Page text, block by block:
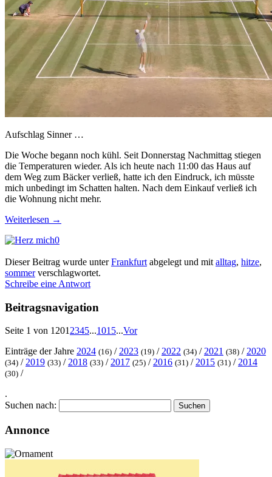
Aufschlag Sinner …
Die Woche begann noch kühl. Seit Donnerstag Nachmittag stiegen
die Temperaturen wieder. Als ich heute nach 11:00 das Haus auf
dem Weg zum Bäcker verließ, hatte ich den Eindruck, ich müsste
mich unbedingt im Schatten halten. Nach dem Einkauf verließ ich
die Wohnung nicht mehr.
Weiterlesen →
0
Dieser Beitrag wurde unterFrankfurt abgelegt und mit alltag, hitze,
sommerverschlagwortet.
Schreibe eine Antwort
Beitragsnavigation
Seite 1 von 1201 2345...1015...Vor
Einträge der Jahre 2024 (16) / 2023 (19) / 2022 (34) / 2021 (38) / 2020
(34) / 2019 (33) / 2018 (33) / 2017 (25) / 2016 (31) / 2015 (31) / 2014
(30) /
.
Suchen nach:
Annonce